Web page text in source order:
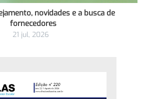
novidades e a busca de
fornecedores
21 jul, 2026